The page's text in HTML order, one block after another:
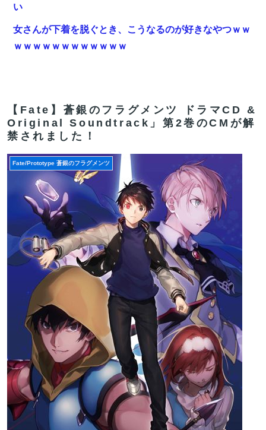
い
女さんが下着を脱ぐとき、こうなるのが好きなやつｗｗ
ｗｗｗｗｗｗｗｗｗｗｗｗ
れ日本で育ち日本語話す。誰に何を言われようが日本
人、日本人であるプライドがある」
3986
【急募】作中最強だと思ったのにアッサリ死んだキャラ
←誰そうぞうした？
【FGO】リリス Fate/GrandOrderのイラスト紹介3987
【FGO】アズライールはお迎えした方がいいのか教えて
クレメンス。アサシン単体最強だがそれだけってどうい
うこと？
【FGO】中国語版10周年を記念した「OVER THE
SAME SKY all over the world」。武内崇さん描き下ろ
し「アルトリア・ペンドラゴン」上海Verが公開
【FGO】邪馬台国の魔王。卑弥呼の強化つよい…デスチ
ェンジしないなら最適クリサポーター
【画像】どのくノ一を快楽責めしたいｗｗｗｗｗ
【FGO】アズライール周年としては盛り上がらない。あ
【Fate】蒼銀のフラグメンツ ドラマCD &
Original Soundtrack」第2巻のCMが解
禁されました！
Fate/Prototype 蒼銀のフラグメンツ